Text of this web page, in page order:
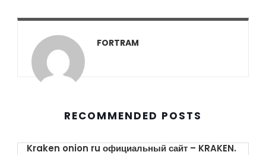
FORTRAM
RECOMMENDED POSTS
Kraken onion ru официальный сайт – KRAKEN.